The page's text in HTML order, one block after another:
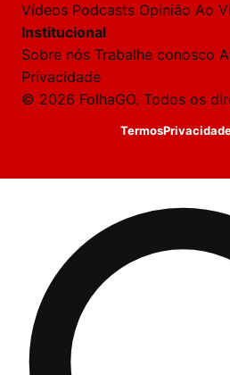
Laura
Oi!
👋
Boa
jornalista
Anderson
Rodrigues
da
Silva
acabou
Vídeos Podcasts Opinião Ao
Institucional
Sobre nós Trabalhe conosco
Privacidade
© 2026 FolhaGO. Todos os
Termos